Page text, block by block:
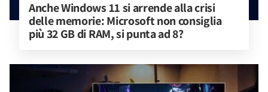
Anche Windows 11 si arrende alla crisi
delle memorie: Microsoft non consiglia
più 32 GB di RAM, si punta ad 8?